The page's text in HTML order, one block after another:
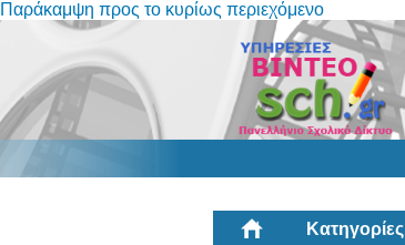
Παράκαμψη προς το κυρίως περιεχόμενο
Κατηγορίες